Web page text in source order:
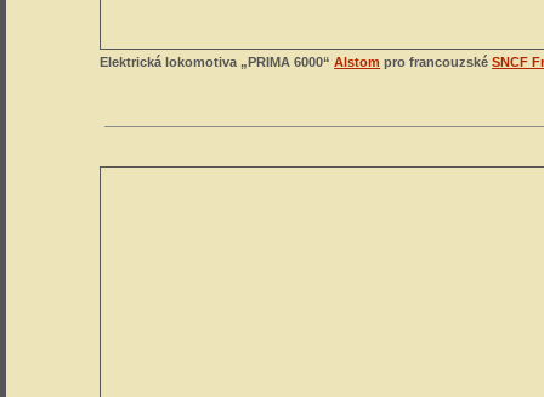
Elektrická lokomotiva „PRIMA 6000“Alstom pro francouzskéSNCF